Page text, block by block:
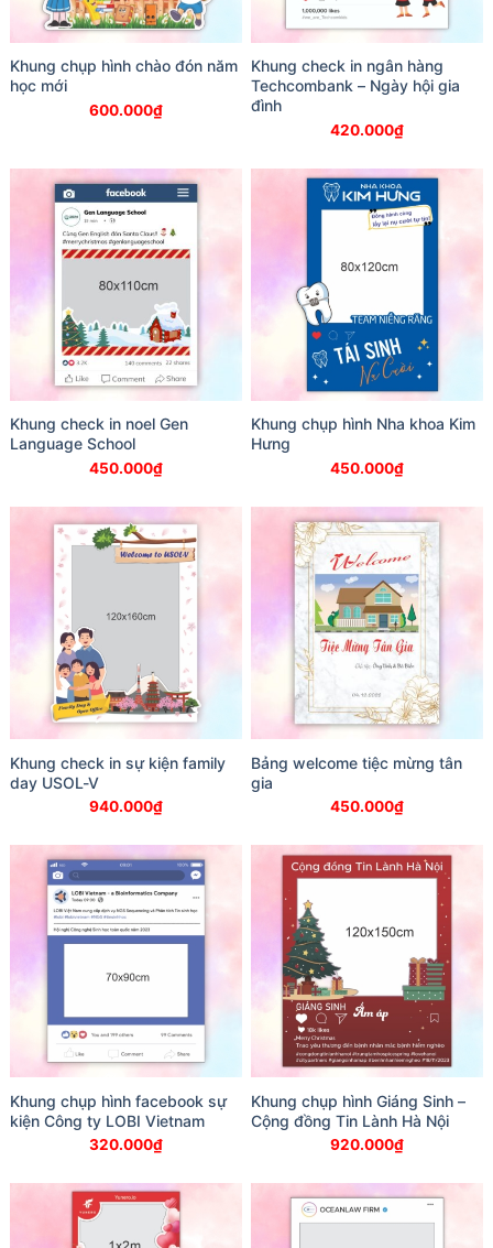
Khung chụp hình chào đón năm
học mới
600.000₫
Khung check in ngân hàng
Techcombank – Ngày hội gia
đình
420.000₫
Khung check in noel Gen
Language School
450.000₫
Khung chụp hình Nha khoa Kim
Hưng
450.000₫
Khung check in sự kiện family
day USOL-V
940.000₫
Bảng welcome tiệc mừng tân
gia
450.000₫
Khung chụp hình facebook sự
kiện Công ty LOBI Vietnam
320.000₫
Khung chụp hình Giáng Sinh –
Cộng đồng Tin Lành Hà Nội
920.000₫